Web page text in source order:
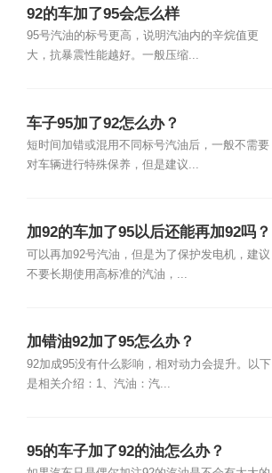
92的车加了95会怎么样
95号汽油的标号更高，说明汽油内的辛烷值更
大，抗暴震性能越好。一般压缩...
车子95加了92怎么办？
短时间加错或混用不同标号汽油后，一般不需要
对车辆进行特殊保养，但是建议...
加92的车加了95以后还能再加92吗？
可以再加92号汽油，但是为了保护发电机，建议
不要长期使用高标准的汽油，...
加错油92加了95怎么办？
92加成95没有什么影响，相对动力会提升。以下
是相关介绍：1、汽油：汽...
95的车子加了92的油怎么办？